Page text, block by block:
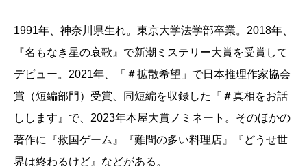
蜂谷の誘いを受けて実験に参加することになった蝶
野は、《ユメトピア》と名付けられた、参加者各人の
潜在意識の集合体の中で生活を始める。《ユメトピ
ア》内では、現実には存在しない架空のものまでも自
由に生み出せる《クリエイト》という能力が授けられ
ているなど、まさに理想郷のような世界が広がってい
た。しかし、そのような幸福な時間はやがて崩壊の時
1991年、神奈川県生れ。東京大学法学部卒業。2018年、
『名もなき星の哀歌』で新潮ミステリー大賞を受賞して
デビュー。2021年、「＃拡散希望」で日本推理作家協会
賞（短編部門）受賞、同短編を収録した『＃真相をお話
しします』で、2023年本屋大賞ノミネート。そのほかの
著作に『救国ゲーム』『難問の多い料理店』『どうせ世
界は終わるけど』などがある。